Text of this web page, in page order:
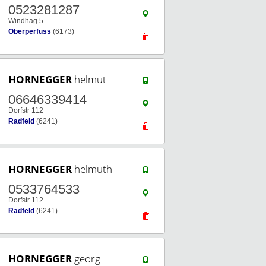
0523281287
Windhag 5
Oberperfuss (6173)
HORNEGGER helmut
06646339414
Dorfstr 112
Radfeld (6241)
HORNEGGER helmuth
0533764533
Dorfstr 112
Radfeld (6241)
HORNEGGER georg